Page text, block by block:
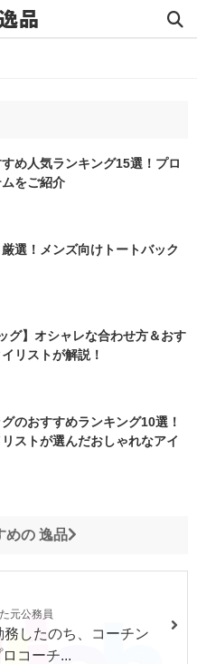
品
め人気ランキング15選！プロ
をご紹介
選！メンズ向けトートバック
グ】オシャレな合わせ方＆おす
リストが解説！
のおすすめランキング10選！
ストが選んだおしゃれなアイ
めの 逸品
元公務員
したのち、コーチン
コーチ...